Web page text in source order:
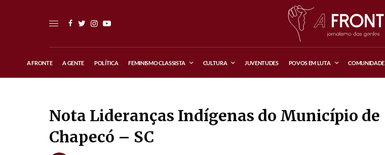
A FRONTE A GENTE POLÍTICA FEMINISMO CLASSISTA CULTURA JUVENTUDES POVOS EM LUTA COMUNIDADE
Nota Lideranças Indígenas do Município de
Chapecó – SC